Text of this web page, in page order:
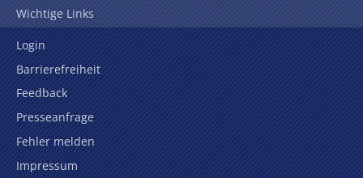
Wichtige Links
Login
Barrierefreiheit
Feedback
Presseanfrage
Fehler melden
Impressum